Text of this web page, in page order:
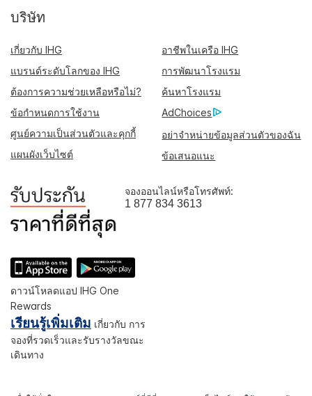
บริษัท
เกี่ยวกับ IHG
อาชีพในเครือ IHG
แบรนด์ระดับโลกของ IHG
การพัฒนาโรงแรม
ต้องการความช่วยเหลือหรือไม่?
ค้นหาโรงแรม
ข้อกำหนดการใช้งาน
AdChoices
ศูนย์ความเป็นส่วนตัวและคุกกี้
อย่าจำหน่ายข้อมูลส่วนตัวของฉัน
แผนผังเว็บไซต์
ข้อเสนอแนะ
จองออนไลน์หรือโทรศัพท์:
1 877 834 3613
ดาวน์โหลดแอป IHG One
Rewards
เรียนรู้เพิ่มเติม เกี่ยวกับ การ
จองที่รวดเร็วและรับรางวัลขณะ
เดินทาง